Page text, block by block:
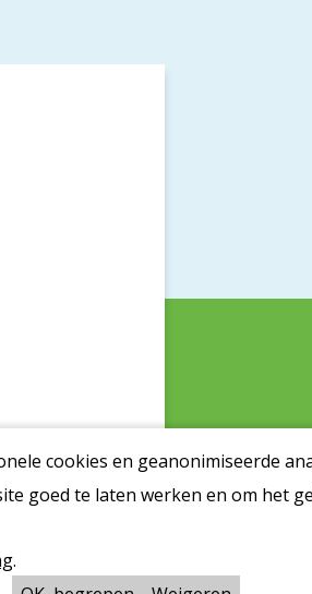
Over Stichting SCSN
cookies en geanonimiseerde
goed te laten werken en om het
.